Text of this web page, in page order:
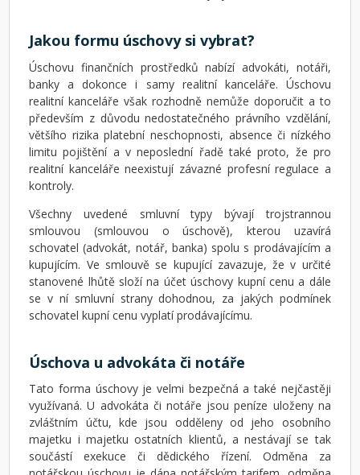
Jakou formu úschovy si vybrat?
Úschovu finančních prostředků nabízí advokáti, notáři,
banky a dokonce i samy realitní kanceláře. Úschovu
realitní kanceláře však rozhodně nemůže doporučit a to
především z důvodu nedostatečného právního vzdělání,
většího rizika platební neschopnosti, absence či nízkého
limitu pojištění a v neposlední řadě také proto, že pro
realitní kanceláře neexistují závazné profesní regulace a
kontroly.
Všechny uvedené smluvní typy bývají trojstrannou
smlouvou (smlouvou o úschově), kterou uzavírá
schovatel (advokát, notář, banka) spolu s prodávajícím a
kupujícím. Ve smlouvě se kupující zavazuje, že v určité
stanovené lhůtě složí na účet úschovy kupní cenu a dále
se v ní smluvní strany dohodnou, za jakých podmínek
schovatel kupní cenu vyplatí prodávajícímu.
Úschova u advokáta či notáře
Tato forma úschovy je velmi bezpečná a také nejčastěji
využívaná. U advokáta či notáře jsou peníze uloženy na
zvláštním účtu, kde jsou odděleny od jeho osobního
majetku i majetku ostatních klientů, a nestávají se tak
součástí exekuce či dědického řízení. Odměna za